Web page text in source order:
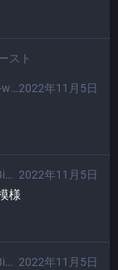
スト
2022年11月5日
2022年11月5日
様
2022年11月5日